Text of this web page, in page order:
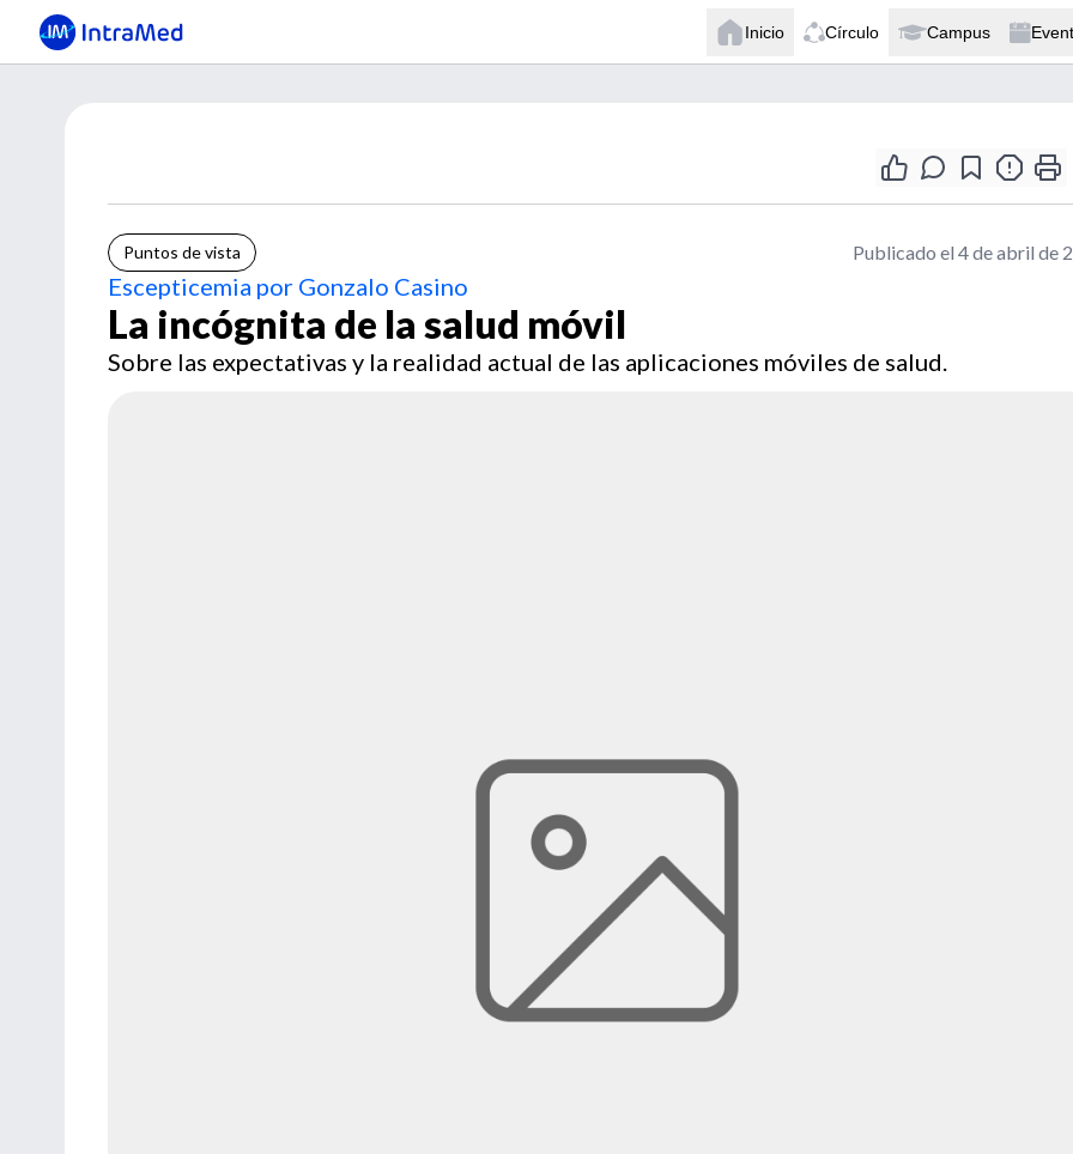
Inicio Círculo Campus
Puntos de vista Publicado el 4 de abril de
Escepticemia por Gonzalo Casino
La incógnita de la salud móvil
Sobre las expectativas y la realidad actual de las aplicaciones móviles de salud.